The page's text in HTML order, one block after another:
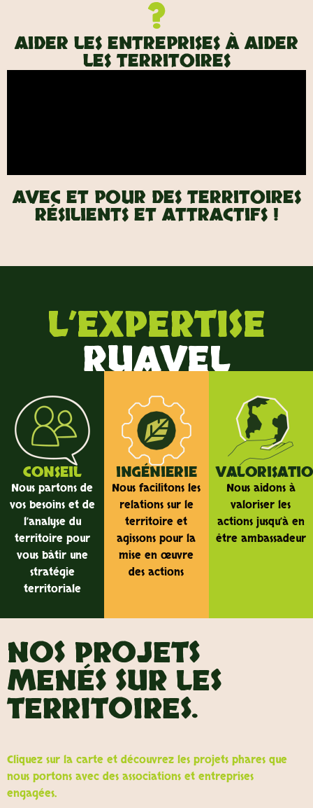
?
AIDER LES ENTREPRISES À AIDER
LES TERRITOIRES
AVEC ET POUR DES TERRITOIRES
RÉSILIENTS ET ATTRACTIFS !
L’EXPERTISE
RUAVEL
CONSEIL
Nous partons de
vos besoins et de
l’analyse du
territoire pour
vous bâtir une
stratégie
territoriale
INGÉNIERIE
Nous facilitons les
relations sur le
territoire et
agissons pour la
mise en œuvre
des actions
Nous aidons à
valoriser les
actions jusqu’à en
être ambassadeur
NOS PROJETS
MENÉS SUR LES
TERRITOIRES.
Cliquez sur la carte et découvrez les projets phares que
nous portons avec des associations et entreprises
engagées.